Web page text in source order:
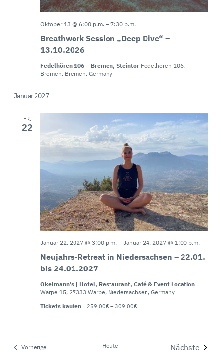
Breathwork Session „Deep Dive“ –
13.10.2026
Oktober 13 @ 6:00 p.m.– 7:30 p.m.
Fedelhören 106 – Bremen, Steintor Fedelhören 106,
Bremen, Bremen, Germany
Januar 2027
FR.
22
Neujahrs-Retreat in Niedersachsen – 22.01.
bis 24.01.2027
Januar 22, 2027 @ 3:00 p.m.– Januar 24, 2027 @ 1:00 p.m.
Okelmann’s | Hotel, Restaurant, Café & Event Location
Warpe 15, 27333 Warpe, Niedersachsen, Germany
Tickets kaufen
259.00€ – 309.00€
VorherigeVeranstaltungen Heute
Nächste